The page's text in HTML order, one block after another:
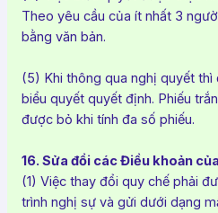
Theo yêu cầu của ít nhất 3
bằng văn bản.
(5) Khi thông qua nghị quyết
biểu quyết quyết định. Phiếu
được bỏ khi tính đa số phiếu.
16. Sửa đổi các Điều khoản
(1) Việc thay đổi quy chế phải
trình nghị sự và gửi dưới dạng